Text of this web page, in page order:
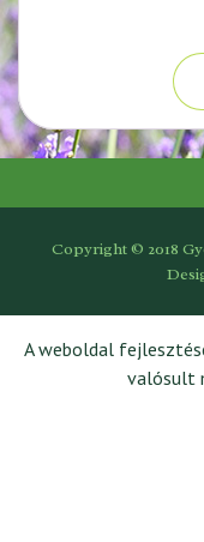
Copyright © 2018
A weboldal
valósult